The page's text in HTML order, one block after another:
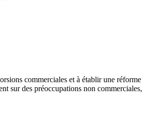
commerciales et à établir une réforme
sur des préoccupations non commerciales,